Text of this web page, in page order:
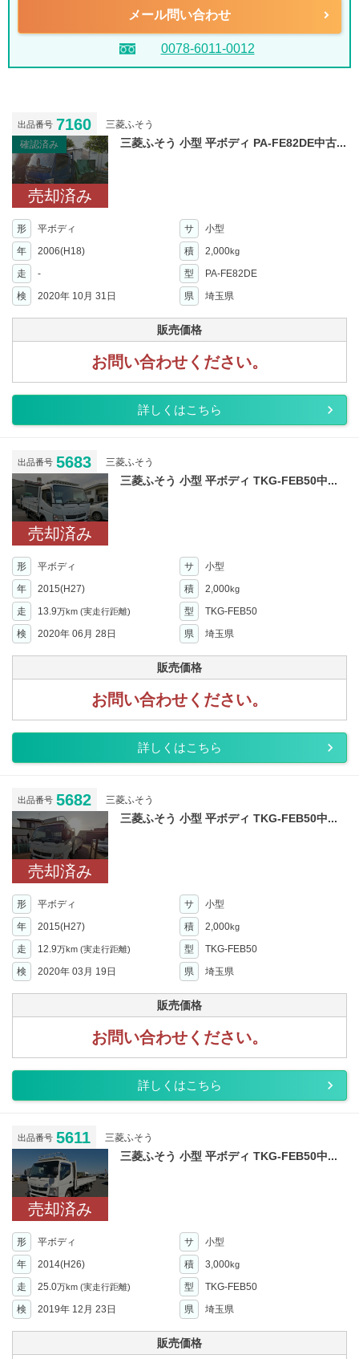
メール問い合わせ
0078-6011-0012
出品番号 7160
三菱ふそう
確認済み
売却済み
三菱ふそう 小型 平ボディ PA-FE82DE中古...
形 平ボディ サ
小型
年
2006(H18) 積 2,000kg
走 - 型
PA-FE82DE
検
2020年 10月 31日 県 埼玉県
販売価格
お問い合わせください。
詳しくはこちら
出品番号 5683 三菱ふそう
売却済み
三菱ふそう 小型 平ボディ TKG-FEB50中...
形 平ボディ サ
小型
年
2015(H27) 積 2,000kg
走 13.9万km (実走行距離) 型
TKG-FEB50
検
2020年 06月 28日 県 埼玉県
販売価格
お問い合わせください。
詳しくはこちら
出品番号 5682 三菱ふそう
売却済み
三菱ふそう 小型 平ボディ TKG-FEB50中...
形 平ボディ サ
小型
年
2015(H27) 積 2,000kg
走 12.9万km (実走行距離) 型
TKG-FEB50
検
2020年 03月 19日 県 埼玉県
販売価格
お問い合わせください。
詳しくはこちら
出品番号 5611 三菱ふそう
売却済み
三菱ふそう 小型 平ボディ TKG-FEB50中...
形 平ボディ サ
小型
年
2014(H26) 積 3,000kg
走 25.0万km (実走行距離) 型
TKG-FEB50
検
2019年 12月 23日 県 埼玉県
販売価格